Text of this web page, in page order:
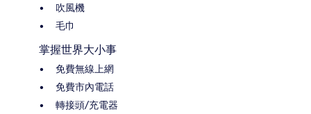
吹風機
毛巾
掌握世界大小事
免費無線上網
免費市內電話
轉接頭/充電器